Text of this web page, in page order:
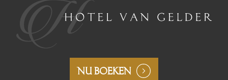
NU BOEKEN